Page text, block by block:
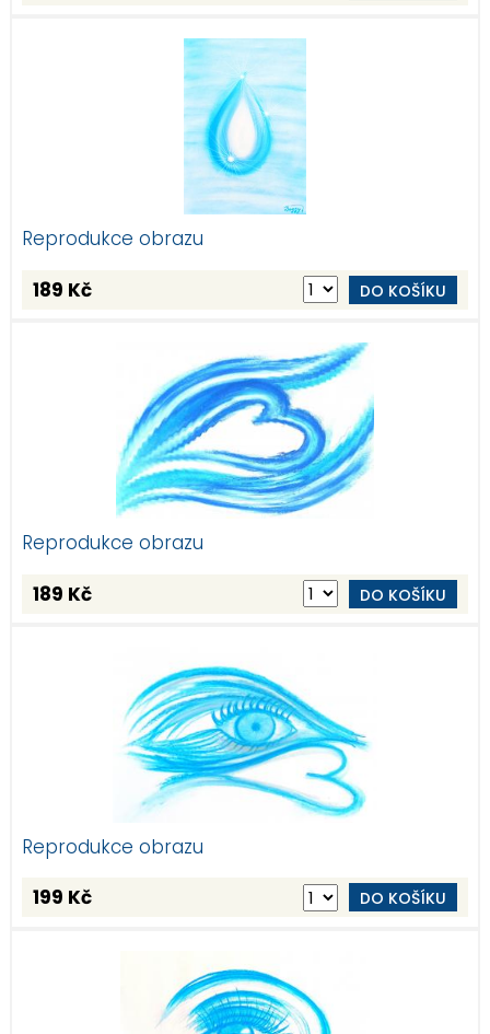
Reprodukce obrazu
189 Kč
DO KOŠÍKU
Reprodukce obrazu
189 Kč
DO KOŠÍKU
Reprodukce obrazu
199 Kč
DO KOŠÍKU